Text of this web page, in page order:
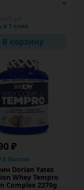
в 1 клик
В корзину
₽
баллов
Dorian Yates
Whey Tempro
Complex 2270g